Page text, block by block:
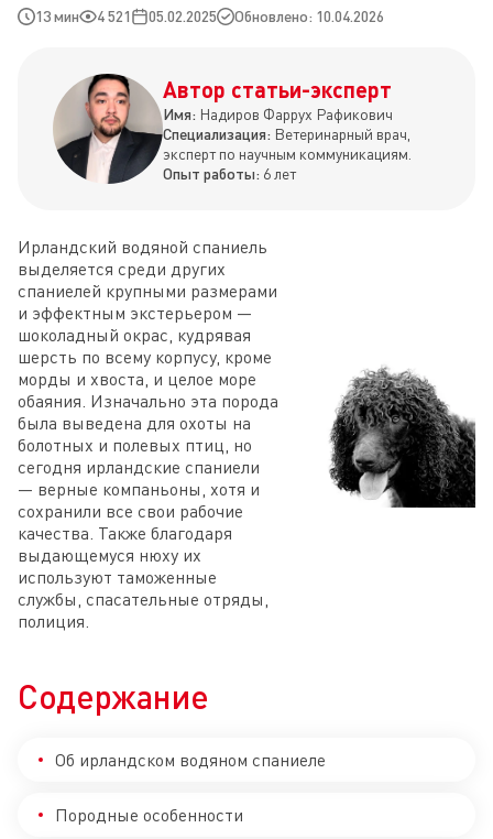
13 мин 4 521 05.02.2025 Обновлено: 10.04.2026
Автор статьи-эксперт
Имя: Надиров Фаррух Рафикович
Специализация: Ветеринарный врач,
эксперт по научным коммуникациям.
Опыт работы: 6 лет
Ирландский водяной спаниель
выделяется среди других
спаниелей крупными размерами
и эффектным экстерьером —
шоколадный окрас, кудрявая
шерсть по всему корпусу, кроме
морды и хвоста, и целое море
обаяния. Изначально эта порода
была выведена для охоты на
болотных и полевых птиц, но
сегодня ирландские спаниели
— верные компаньоны, хотя и
сохранили все свои рабочие
качества. Также благодаря
выдающемуся нюху их
используют таможенные
службы, спасательные отряды,
полиция.
Содержание
Об ирландском водяном спаниеле
Породные особенности